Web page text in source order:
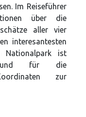
Im Reiseführer
über die
aller vier
interesantesten
Nationalpark ist
und für die
zur